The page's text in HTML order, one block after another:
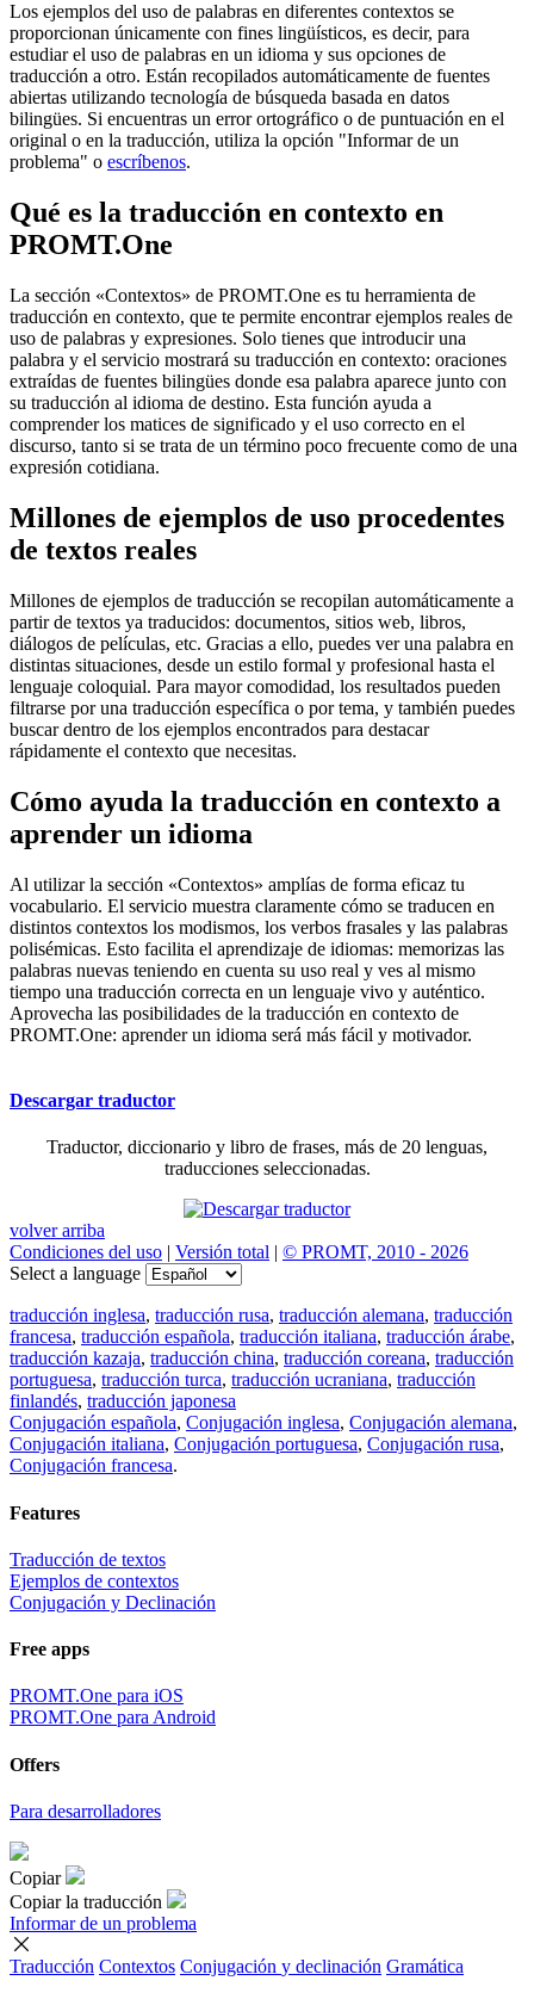
Los ejemplos del uso de palabras en diferentes contextos se
proporcionan únicamente con fines lingüísticos, es decir, para
estudiar el uso de palabras en un idioma y sus opciones de
traducción a otro. Están recopilados automáticamente de fuentes
abiertas utilizando tecnología de búsqueda basada en datos
bilingües. Si encuentras un error ortográfico o de puntuación en el
original o en la traducción, utiliza la opción "Informar de un
problema" o escríbenos.
Qué es la traducción en contexto en
PROMT.One
La sección «Contextos» de PROMT.One es tu herramienta de
traducción en contexto, que te permite encontrar ejemplos reales de
uso de palabras y expresiones. Solo tienes que introducir una
palabra y el servicio mostrará su traducción en contexto: oraciones
extraídas de fuentes bilingües donde esa palabra aparece junto con
su traducción al idioma de destino. Esta función ayuda a
comprender los matices de significado y el uso correcto en el
discurso, tanto si se trata de un término poco frecuente como de una
expresión cotidiana.
Millones de ejemplos de uso procedentes
de textos reales
Millones de ejemplos de traducción se recopilan automáticamente a
partir de textos ya traducidos: documentos, sitios web, libros,
diálogos de películas, etc. Gracias a ello, puedes ver una palabra en
distintas situaciones, desde un estilo formal y profesional hasta el
lenguaje coloquial. Para mayor comodidad, los resultados pueden
filtrarse por una traducción específica o por tema, y también puedes
buscar dentro de los ejemplos encontrados para destacar
rápidamente el contexto que necesitas.
Cómo ayuda la traducción en contexto a
aprender un idioma
Al utilizar la sección «Contextos» amplías de forma eficaz tu
vocabulario. El servicio muestra claramente cómo se traducen en
distintos contextos los modismos, los verbos frasales y las palabras
polisémicas. Esto facilita el aprendizaje de idiomas: memorizas las
palabras nuevas teniendo en cuenta su uso real y ves al mismo
tiempo una traducción correcta en un lenguaje vivo y auténtico.
Aprovecha las posibilidades de la traducción en contexto de
PROMT.One: aprender un idioma será más fácil y motivador.
Descargar traductor
Traductor, diccionario y libro de frases, más de 20 lenguas,
traducciones seleccionadas.
volver arriba
Condiciones del uso | Versión total | © PROMT, 2010 - 2026
Select a language
traducción inglesa, traducción rusa, traducción alemana, traducción
francesa, traducción española, traducción italiana, traducción árabe,
traducción kazaja, traducción china, traducción coreana, traducción
portuguesa, traducción turca, traducción ucraniana, traducción
finlandés, traducción japonesa
Conjugación española, Conjugación inglesa, Conjugación alemana,
Conjugación italiana, Conjugación portuguesa, Conjugación rusa,
Conjugación francesa.
Features
Traducción de textos
Ejemplos de contextos
Conjugación y Declinación
Free apps
PROMT.One para iOS
PROMT.One para Android
Offers
Para desarrolladores
Copiar
Copiar la traducción
Informar de un problema
Traducción Contextos Conjugación y declinación Gramática